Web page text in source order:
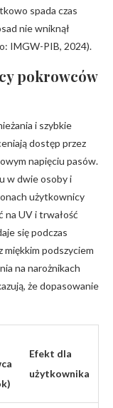
spada czas
nie wniknął
IMGW-PIB, 2024).
pokrowców
i szybkie
dostęp przez
napięciu pasów.
w dwie osoby i
użytkownicy
na UV i trwałość
się podczas
miękkim podszyciem
na narożnikach
że dopasowanie
Efekt dla
użytkownika